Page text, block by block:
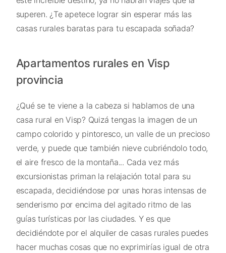
superen. ¿Te apetece lograr sin esperar más las
casas rurales baratas para tu escapada soñada?
Apartamentos rurales en Visp
provincia
¿Qué se te viene a la cabeza si hablamos de una
casa rural en Visp? Quizá tengas la imagen de un
campo colorido y pintoresco, un valle de un precioso
verde, y puede que también nieve cubriéndolo todo,
el aire fresco de la montaña... Cada vez más
excursionistas priman la relajación total para su
escapada, decidiéndose por unas horas intensas de
senderismo por encima del agitado ritmo de las
guías turísticas por las ciudades. Y es que
decidiéndote por el alquiler de casas rurales puedes
hacer muchas cosas que no exprimirías igual de otra